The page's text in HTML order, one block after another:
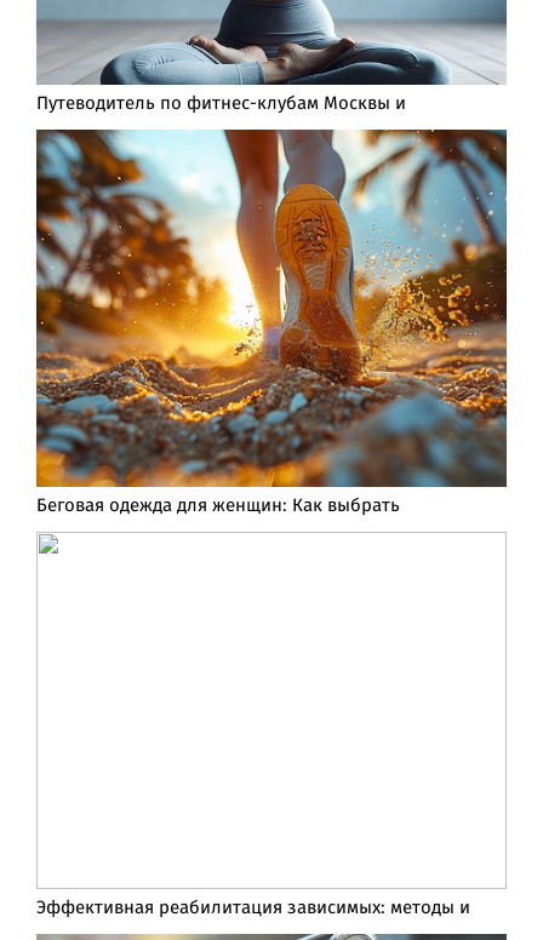
Путеводитель по фитнес-клубам Москвы и
Беговая одежда для женщин: Как выбрать
Эффективная реабилитация зависимых: методы и